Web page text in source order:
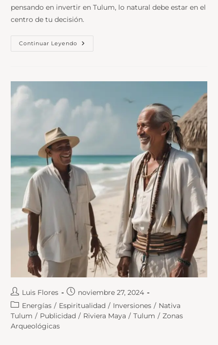
pensando en invertir en Tulum, lo natural debe estar en el
centro de tu decisión.
Continuar Leyendo
Luis Flores
noviembre 27, 2024
Energías / Espiritualidad / Inversiones / Nativa
Tulum / Publicidad / Riviera Maya / Tulum / Zonas
Arqueológicas